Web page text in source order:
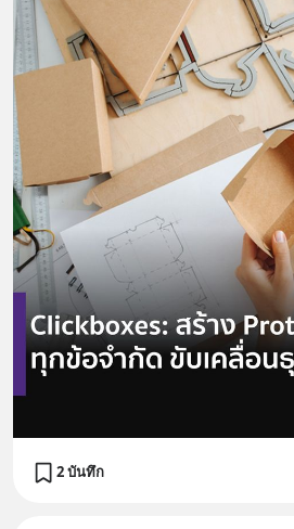
2 บันทึก